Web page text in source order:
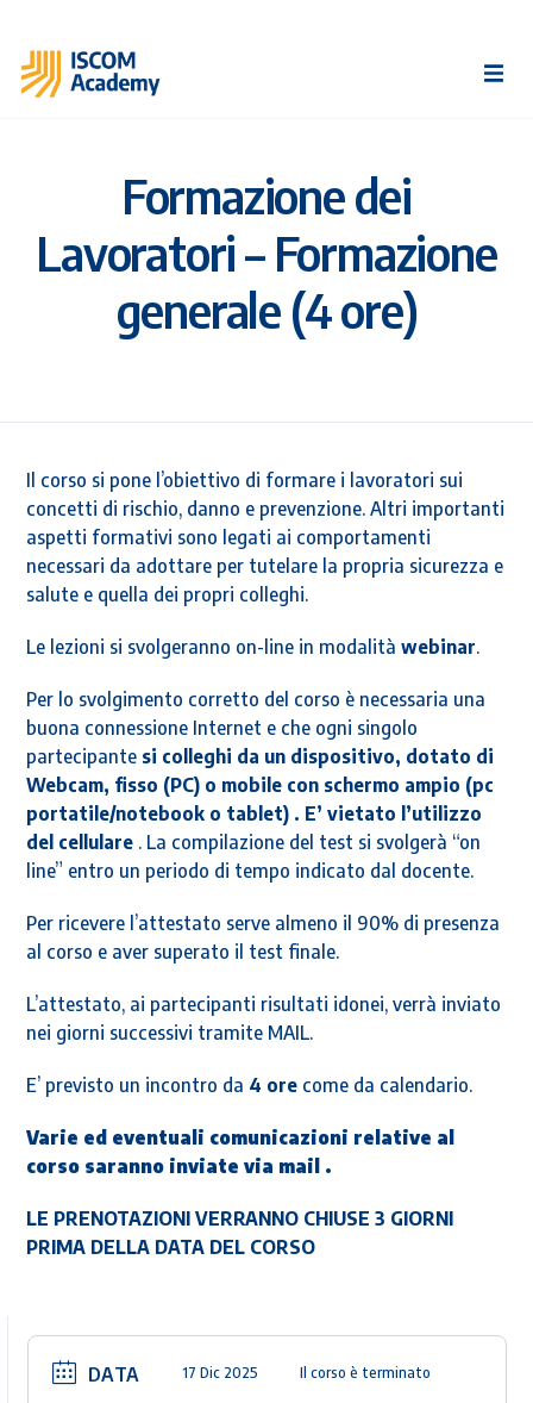
Formazione dei
Lavoratori – Formazione
generale (4 ore)
Il corso si pone l’obiettivo di formare i lavoratori sui
concetti di rischio, danno e prevenzione. Altri importanti
aspetti formativi sono legati ai comportamenti
necessari da adottare per tutelare la propria sicurezza e
salute e quella dei propri colleghi.
Le lezioni si svolgeranno on-line in modalità webinar.
Per lo svolgimento corretto del corso è necessaria una
buona connessione Internet e che ogni singolo
partecipante si colleghi da un dispositivo, dotato di
Webcam, fisso (PC) o mobile con schermo ampio (pc
portatile/notebook o tablet) . E’ vietato l’utilizzo
del cellulare . La compilazione del test si svolgerà “on
line” entro un periodo di tempo indicato dal docente.
Per ricevere l’attestato serve almeno il 90% di presenza
al corso e aver superato il test finale.
L’attestato, ai partecipanti risultati idonei, verrà inviato
nei giorni successivi tramite MAIL.
E’ previsto un incontro da 4 ore come da calendario.
Varie ed eventuali comunicazioni relative al
corso saranno inviate via mail .
LE PRENOTAZIONI VERRANNO CHIUSE 3 GIORNI
PRIMA DELLA DATA DEL CORSO
DATA 17 Dic 2025 Il corso è terminato